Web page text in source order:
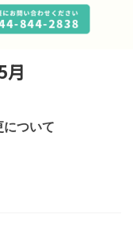
月
ついて